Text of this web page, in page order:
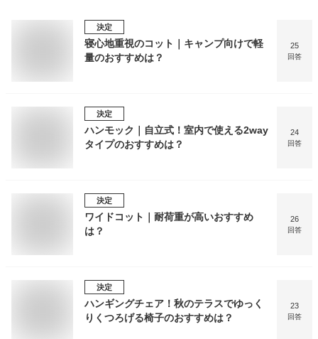
決定
寝心地重視のコット｜キャンプ向けで軽
量のおすすめは？
25
回答
決定
ハンモック｜自立式！室内で使える2way
タイプのおすすめは？
24
回答
決定
ワイドコット｜耐荷重が高いおすすめ
は？
26
回答
決定
ハンギングチェア！秋のテラスでゆっく
りくつろげる椅子のおすすめは？
23
回答